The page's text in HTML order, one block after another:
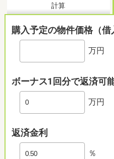
計算
購入予定の物件価格（借
万円
ボーナス1回分で返済可
万円
返済金利
％